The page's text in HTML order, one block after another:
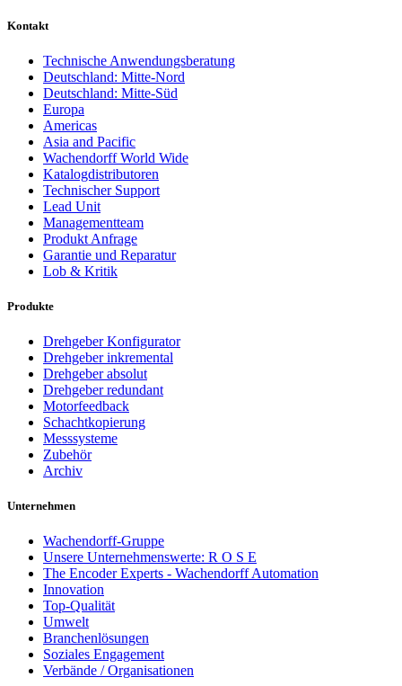
Kontakt
Technische Anwendungsberatung
Deutschland: Mitte-Nord
Deutschland: Mitte-Süd
Europa
Americas
Asia and Pacific
Wachendorff World Wide
Katalogdistributoren
Technischer Support
Lead Unit
Managementteam
Produkt Anfrage
Garantie und Reparatur
Lob & Kritik
Produkte
Drehgeber Konfigurator
Drehgeber inkremental
Drehgeber absolut
Drehgeber redundant
Motorfeedback
Schachtkopierung
Messsysteme
Zubehör
Archiv
Unternehmen
Wachendorff-Gruppe
Unsere Unternehmenswerte: R O S E
The Encoder Experts - Wachendorff Automation
Innovation
Top-Qualität
Umwelt
Branchenlösungen
Soziales Engagement
Verbände / Organisationen